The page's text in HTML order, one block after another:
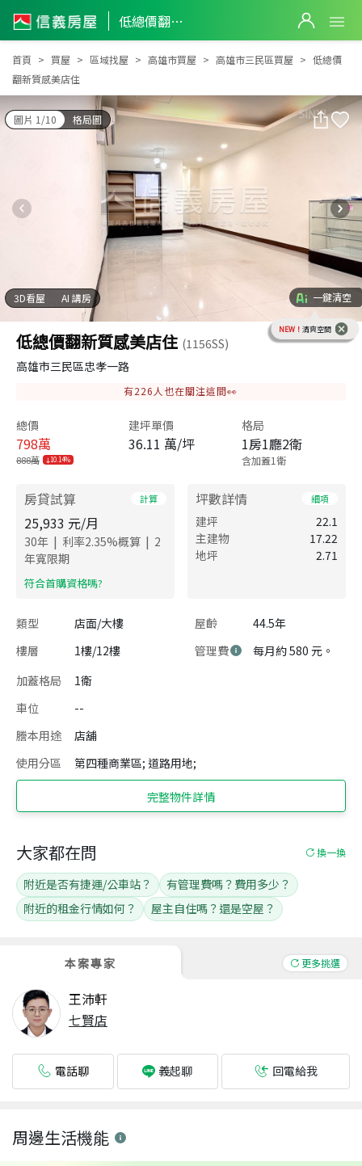
低總價翻新質感美店住
低總價翻新質感美店住
首頁 買屋 區域找屋 高雄市買屋 高雄市三民區買屋
低總價
翻新質感美店住
圖片 1/10 格局圖
3D看屋 AI 講房 一鍵清空
NEW！ 清爽空間
低總價翻新質感美店住 (1156SS)
高雄市三民區忠孝一路
有226 人也在關注這間👀
總價
798萬
888萬 10.14%
建坪單價
36.11 萬/坪
格局
1房1廳2衛
含加蓋1衛
房貸試算 計算
25,933 元/月
30年 | 利率2.35%概算 | 2
年寬限期
​符合首購資格嗎?
坪數詳情 細項
建坪
22.1
主建物
17.22
地坪
2.71
類型 店面/大樓 屋齡
44.5年
樓層
1樓/12樓 管理費
每月約 580 元。
加蓋格局
1衛
車位
--
謄本用途
店舖
使用分區
第四種商業區; 道路用地;
完整物件詳情
本案專家 更多挑選
王沛軒
七賢店
電話聊 義起聊 回電給我
大家都在問 換一換
附近是否有捷運/公車站？
有管理費嗎？費用多少？
附近的租金行情如何？
屋主自住嗎？還是空屋？
周邊生活機能